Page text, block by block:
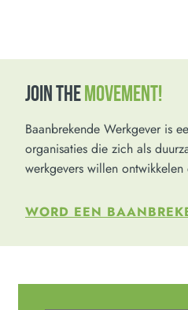
JOIN THEMOVEMENT!
Baanbrekende Werkgever is
organisaties die zich als
werkgevers willen
WORD EEN